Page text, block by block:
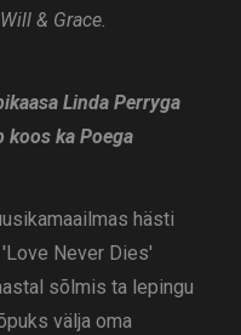
Will & Grace.
Linda Perryga
koos ka Poega
hästi
Never Dies'
sõlmis ta lepingu
välja oma